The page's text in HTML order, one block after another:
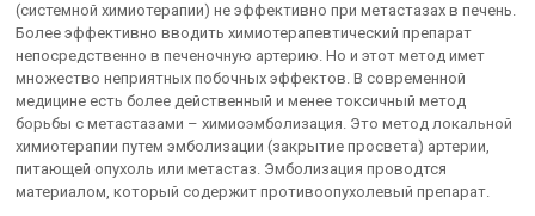
(системной химиотерапии) не эффективно при метастазах в печень.
Более эффективно вводить химиотерапевтический препарат
непосредственно в печеночную артерию. Но и этот метод имет
множество неприятных побочных эффектов. В современной
медицине есть более действенный и менее токсичный метод
борьбы с метастазами – химиоэмболизация. Это метод локальной
химиотерапии путем эмболизации (закрытие просвета) артерии,
питающей опухоль или метастаз. Эмболизация проводтся
материалом, который содержит противоопухолевый препарат.